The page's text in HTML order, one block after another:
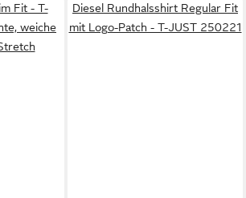
Fit - T-
weiche
Diesel Rundhalsshirt Regular Fit
mit Logo-Patch - T-JUST 250221